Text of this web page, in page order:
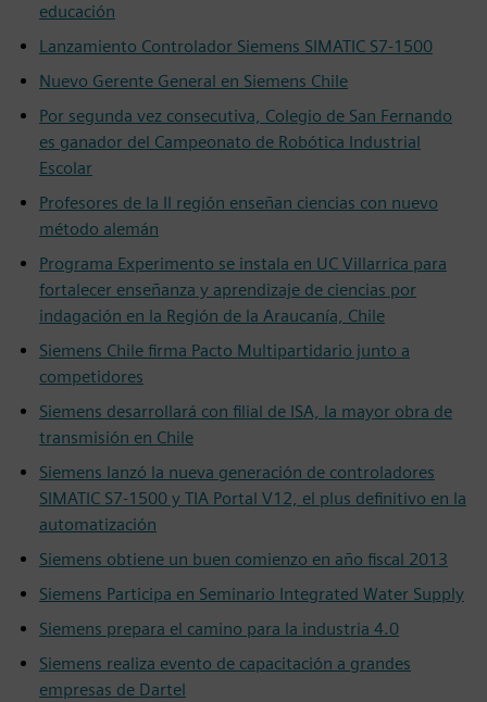
educación
Lanzamiento Controlador Siemens SIMATIC S7-1500
Nuevo Gerente General en Siemens Chile
Por segunda vez consecutiva, Colegio de San Fernando
es ganador del Campeonato de Robótica Industrial
Escolar
Profesores de la II región enseñan ciencias con nuevo
método alemán
Programa Experimento se instala en UC Villarrica para
fortalecer enseñanza y aprendizaje de ciencias por
indagación en la Región de la Araucanía, Chile
Siemens Chile firma Pacto Multipartidario junto a
competidores
Siemens desarrollará con filial de ISA, la mayor obra de
transmisión en Chile
Siemens lanzó la nueva generación de controladores
SIMATIC S7-1500 y TIA Portal V12, el plus definitivo en la
automatización
Siemens obtiene un buen comienzo en año fiscal 2013
Siemens Participa en Seminario Integrated Water Supply
Siemens prepara el camino para la industria 4.0
Siemens realiza evento de capacitación a grandes
empresas de Dartel